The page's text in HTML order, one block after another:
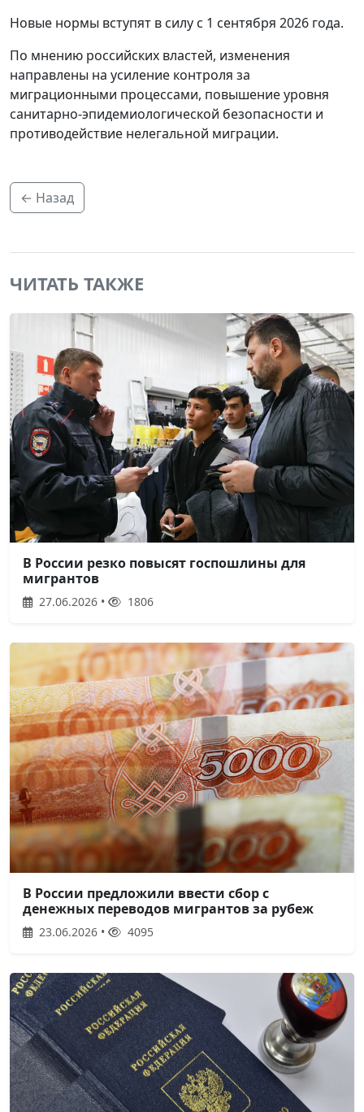
Новые нормы вступят в силу с 1 сентября 2026 года.
По мнению российских властей, изменения
направлены на усиление контроля за
миграционными процессами, повышение уровня
санитарно-эпидемиологической безопасности и
противодействие нелегальной миграции.
← Назад
ЧИТАТЬ ТАКЖЕ
В России резко повысят госпошлины для
мигрантов
27.06.2026 • 1806
В России предложили ввести сбор с
денежных переводов мигрантов за рубеж
23.06.2026 • 4095